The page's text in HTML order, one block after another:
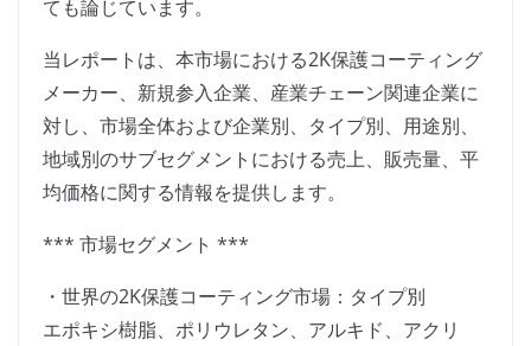
ても論じています。
当レポートは、本市場における2K保護コーティング
メーカー、新規参入企業、産業チェーン関連企業に
対し、市場全体および企業別、タイプ別、用途別、
地域別のサブセグメントにおける売上、販売量、平
均価格に関する情報を提供します。
*** 市場セグメント ***
・世界の2K保護コーティング市場：タイプ別
エポキシ樹脂、ポリウレタン、アルキド、アクリ